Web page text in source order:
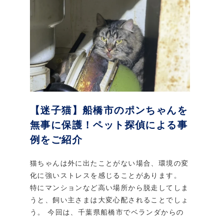
【迷子猫】船橋市のポンちゃんを
無事に保護！ペット探偵による事
例をご紹介
猫ちゃんは外に出たことがない場合、環境の変
化に強いストレスを感じることがあります。
特にマンションなど高い場所から脱走してしま
うと、飼い主さまは大変心配されることでしょ
う。 今回は、千葉県船橋市でベランダからの